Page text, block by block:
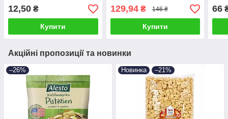
12,50 ₴
Купити
129,94₴ 146 ₴
Купити
66
Акційні пропозиції та новинки
–26% Новинка –21%